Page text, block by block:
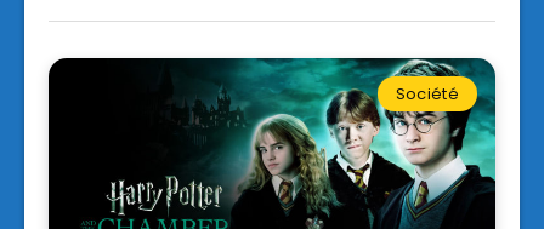
Société